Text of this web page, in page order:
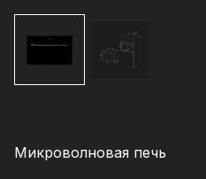
Микроволновая печь